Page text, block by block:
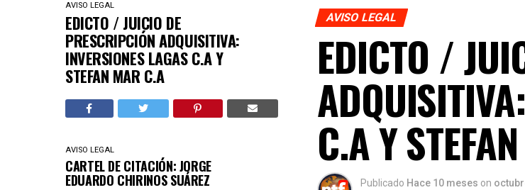
AVISO LEGAL
EDICTO / JUICIO DE
PRESCRIPCIÓN ADQUISITIVA:
INVERSIONES LAGAS C.A Y
STEFAN MAR C.A
AVISO LEGAL
CARTEL DE CITACIÓN: JORGE
EDUARDO CHIRINOS SUÁREZ
AVISO LEGAL
EDICTO /
C.A Y
Publicado Hace 10 meses on